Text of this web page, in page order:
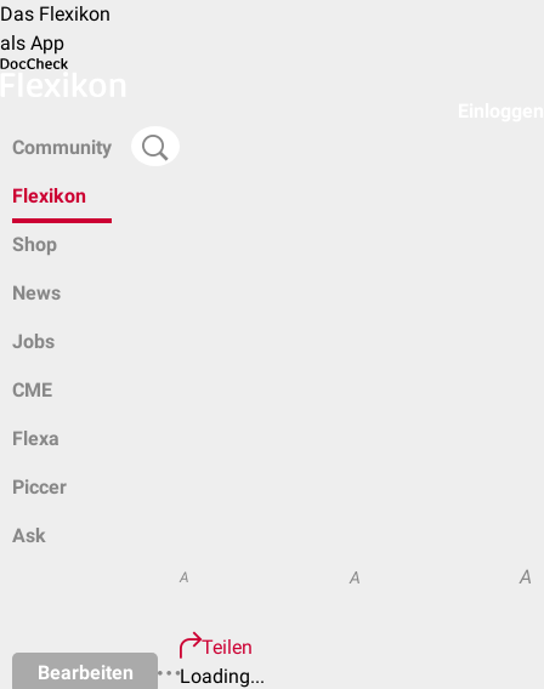
Das Flexikon
als App
Community
Flexikon
Shop
News
Jobs
CME
Flexa
Piccer
Ask
Bearbeiten
A A A
Teilen
Loading...